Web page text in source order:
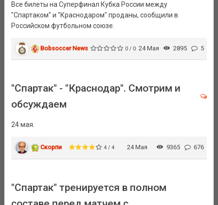
Все билеты на Суперфинал Кубка России между
"Спартаком" и "Краснодаром" проданы, сообщили в
Российском футбольном союзе.
Bobsoccer News 0 / 0 24 Мая 2895 5
"Спартак" - "Краснодар". Смотрим и
обсуждаем
24 мая.
Скорпи 4 / 4 24 Мая 9365 676
"Спартак" тренируется в полном